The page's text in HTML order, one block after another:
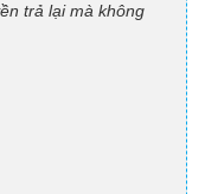
trả lại mà không